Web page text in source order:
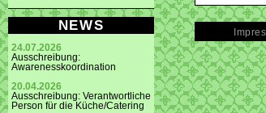
NEWS
24.07.2026
Ausschreibung:
Awarenesskoordination
20.04.2026
Ausschreibung: Verantwortliche
Person für die Küche/Catering